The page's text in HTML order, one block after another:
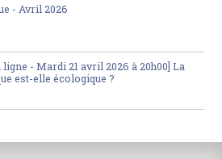
- Avril 2026
ligne - Mardi 21 avril 2026 à 20h00] La
est-elle écologique ?